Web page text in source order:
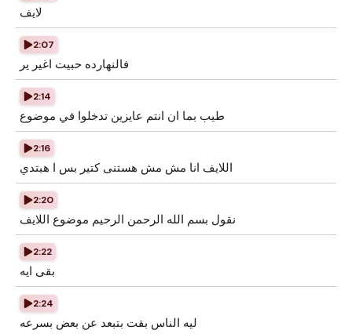
لايف
2:07
فالنهارده حبيت اغير ير
2:14
طيب بما ان انتم عايزين تدخلوا في موضوع
2:16
اللايف انا مش مش هستنى كتير بس ا هبتدي
2:20
نقول بسم الله الرحمن الرحيم موضوع اللايف
2:22
بقى ايه
2:24
ليه الناس بقت بتبعد عن بعض بسرعه